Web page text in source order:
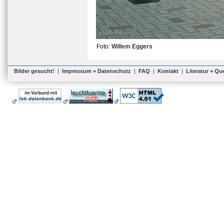
Foto: Willem Eggers
Bilder gesucht! | Impressum + Datenschutz | FAQ | Kontakt | Literatur +